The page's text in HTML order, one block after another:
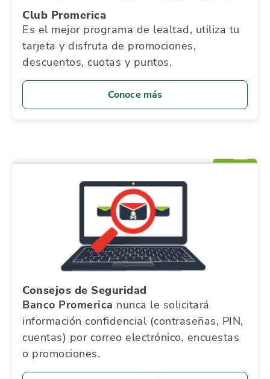
Club Promerica
Es el mejor programa de lealtad, utiliza tu
tarjeta y disfruta de promociones,
descuentos, cuotas y puntos.
Conoce más
Consejos de Seguridad
Banco Promerica nunca le solicitará
información confidencial (contraseñas, PIN,
cuentas) por correo electrónico, encuestas
o promociones.